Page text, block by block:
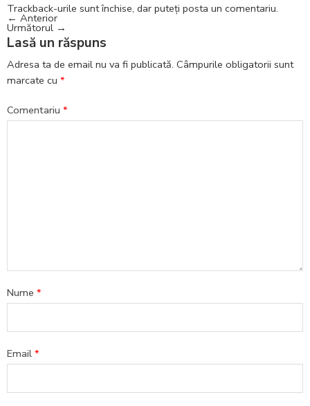
Trackback-urile sunt închise, dar puteți posta un comentariu.
← Anterior
Următorul →
Lasă un răspuns
Adresa ta de email nu va fi publicată. Câmpurile obligatorii sunt
marcate cu *
Comentariu *
Nume *
Email *